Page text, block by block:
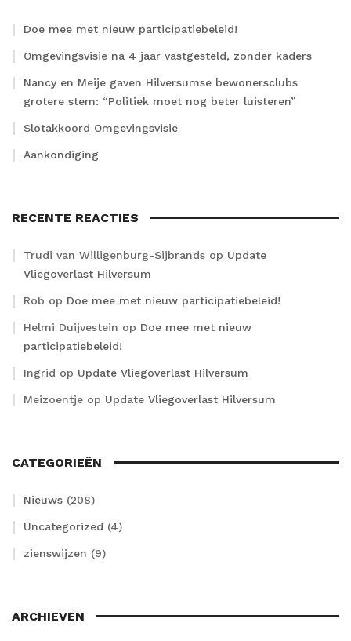
Doe mee met nieuw participatiebeleid!
Omgevingsvisie na 4 jaar vastgesteld, zonder kaders
Nancy en Meije gaven Hilversumse bewonersclubs
grotere stem: “Politiek moet nog beter luisteren”
Slotakkoord Omgevingsvisie
Aankondiging
RECENTE REACTIES
Trudi van Willigenburg-Sijbrands op Update
Vliegoverlast Hilversum
Rob op Doe mee met nieuw participatiebeleid!
Helmi Duijvestein op Doe mee met nieuw
participatiebeleid!
Ingrid op Update Vliegoverlast Hilversum
Meizoentje op Update Vliegoverlast Hilversum
CATEGORIEËN
Nieuws (208)
Uncategorized (4)
zienswijzen (9)
ARCHIEVEN